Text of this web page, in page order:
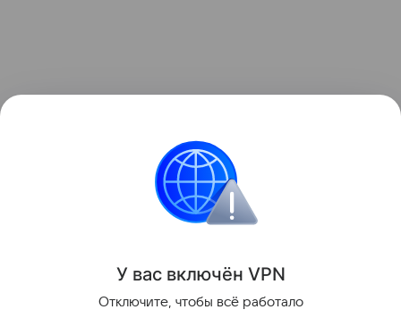
У вас включён VPN
Отключите, чтобы всё работало